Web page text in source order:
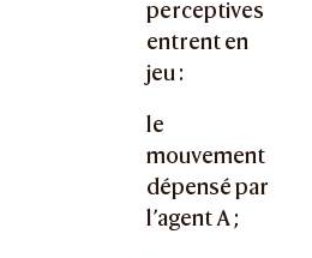
perceptives
entrent en
jeu :
le
mouvement
dépensé par
l’agent A ;